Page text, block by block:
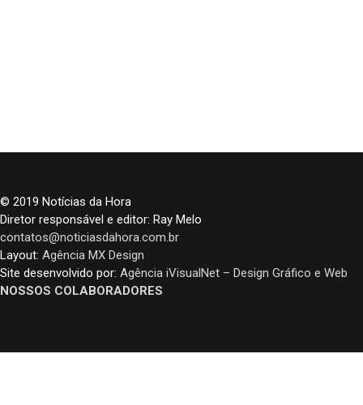
© 2019 Notícias da Hora
Diretor responsável e editor: Ray Melo
contatos@noticiasdahora.com.br
Layout: Agência MX Design
Site desenvolvido por: Agência iVisualNet – Design Gráfico e Web
NOSSOS COLABORADORES